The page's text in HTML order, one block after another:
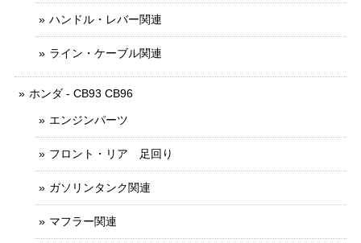
ハンドル・レバー関連
ライン・ケーブル関連
ホンダ - CB93 CB96
エンジンパーツ
フロント・リア 足回り
ガソリンタンク関連
マフラー関連